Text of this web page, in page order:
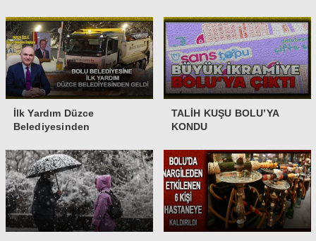
İlk Yardım Düzce
Belediyesinden
TALİH KUŞU BOLU’YA
KONDU